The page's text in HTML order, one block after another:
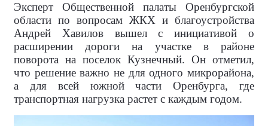
Эксперт Общественной палаты Оренбургской
области по вопросам ЖКХ и благоустройства
Андрей Хавилов вышел с инициативой о
расширении дороги на участке в районе
поворота на поселок Кузнечный. Он отметил,
что решение важно не для одного микрорайона,
а для всей южной части Оренбурга, где
транспортная нагрузка растет с каждым годом.